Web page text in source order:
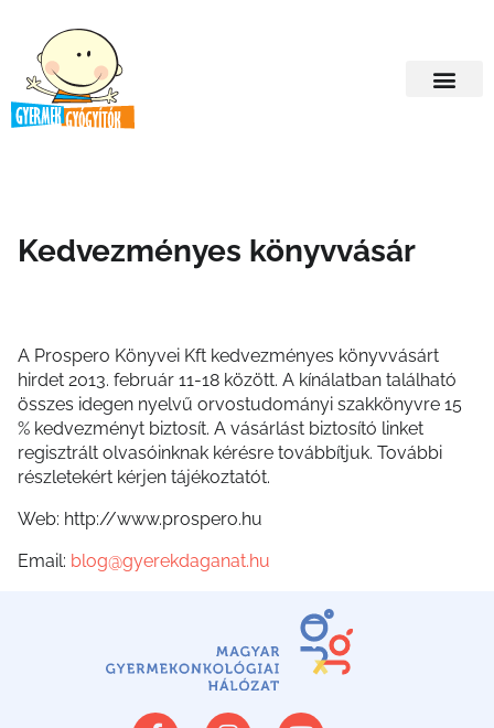
Kedvezményes könyvvásár
A Prospero Könyvei Kft kedvezményes könyvvásárt
hirdet 2013. február 11-18 között. A kínálatban található
összes idegen nyelvű orvostudományi szakkönyvre 15
% kedvezményt biztosít. A vásárlást biztosító linket
regisztrált olvasóinknak kérésre továbbítjuk. További
részletekért kérjen tájékoztatót.
Web: http://www.prospero.hu
Email: blog@gyerekdaganat.hu